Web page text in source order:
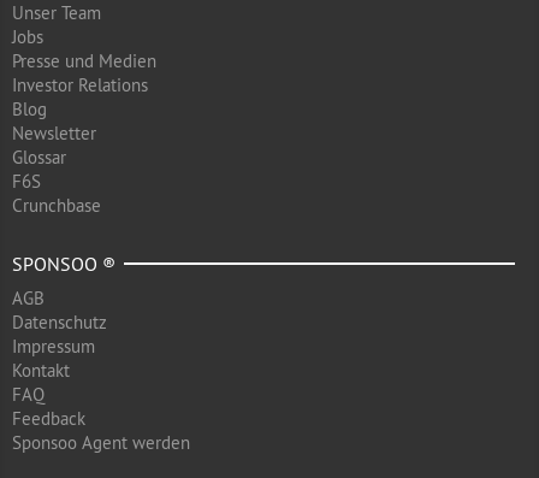
Unser Team
Jobs
Presse und Medien
Investor Relations
Blog
Newsletter
Glossar
F6S
Crunchbase
SPONSOO ®
AGB
Datenschutz
Impressum
Kontakt
FAQ
Feedback
Sponsoo Agent werden